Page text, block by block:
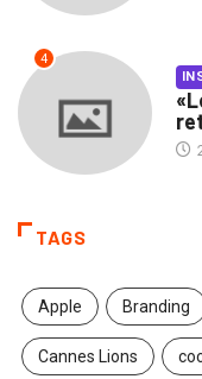
4
TAGS
Apple Branding
Cannes Lions